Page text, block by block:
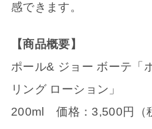
感できます。
【商品概要】
ポール& ジョー ボーテ「
リング ローション」
200ml 価格：3,500円（